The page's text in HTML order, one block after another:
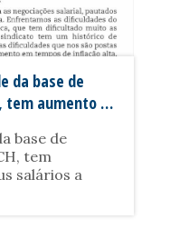
da base de
tem aumento de
o próximo
base de
tem
salários a